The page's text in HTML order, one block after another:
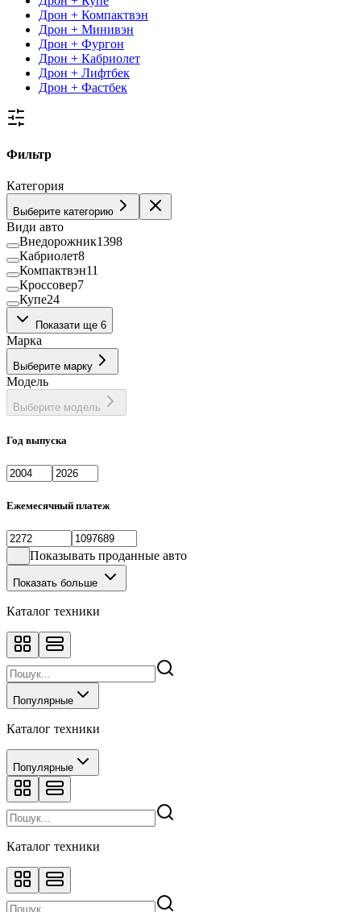
Дрон + Компактвэн
Дрон + Минивэн
Дрон + Фургон
Дрон + Кабриолет
Дрон + Лифтбек
Дрон + Фастбек
Фильтр
Категория
Выберите категорию
Види авто
Внедорожник1398
Кабриолет8
Компактвэн11
Кроссовер7
Купе24
Лифтбек
Минивэн39
Пикап
Фастбек1
Хэтчбек133
Показати ще 6
Марка
Выберите марку
Модель
Выберите модель
Год выпуска
Ежемесячный платеж
Показывать проданные авто
Показать больше
Каталог техники
Популярные
Каталог техники
Популярные
Каталог техники